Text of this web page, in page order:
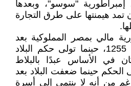
"سوسو"، وبعدها
تمد هيمنتها على طرق التجارة
مالي بمصر المملوكية بعد
موت "سوندياتا كيتا" عام 1255، حينما تولى حكم البلاد
في الأساس عبدًا بالبلاط
الحكم حينما ضعفت البلاد بعد
من أنه لا ينتمي إلى أسرة